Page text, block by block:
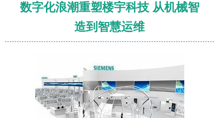
数字化浪潮重塑楼宇科技 从机械智
造到智慧运维